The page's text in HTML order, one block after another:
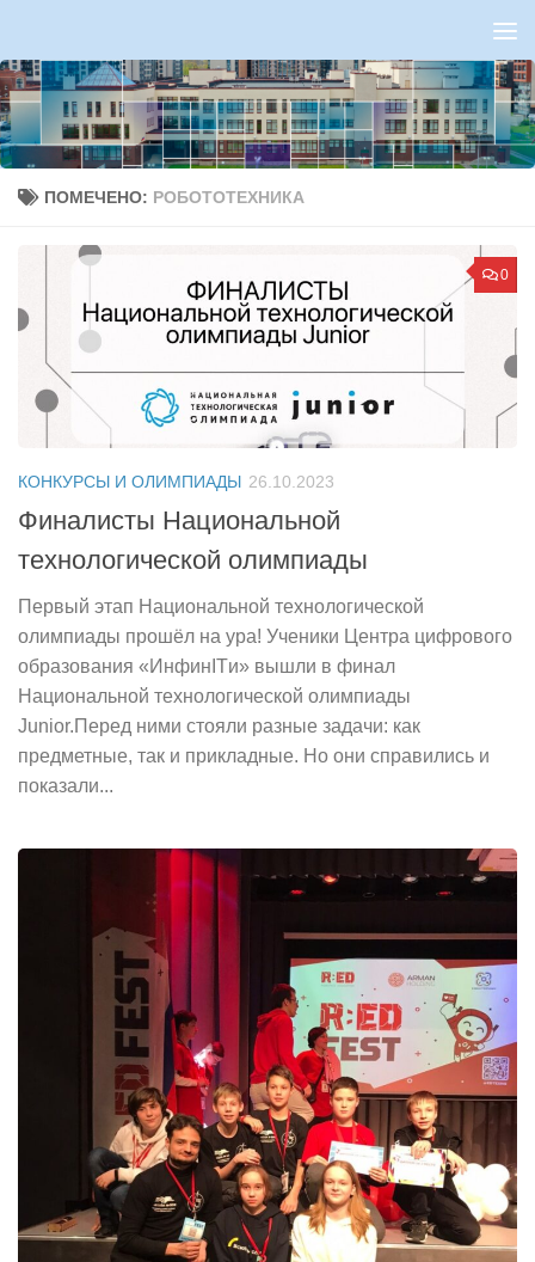
ПОМЕЧЕНО: РОБОТОТЕХНИКА
0
КОНКУРСЫ И ОЛИМПИАДЫ 26.10.2023
Финалисты Национальной
технологической олимпиады
Первый этап Национальной технологической
олимпиады прошёл на ура! Ученики Центра цифрового
образования «ИнфинITи» вышли в финал
Национальной технологической олимпиады
Junior.Перед ними стояли разные задачи: как
предметные, так и прикладные. Но они справились и
показали...